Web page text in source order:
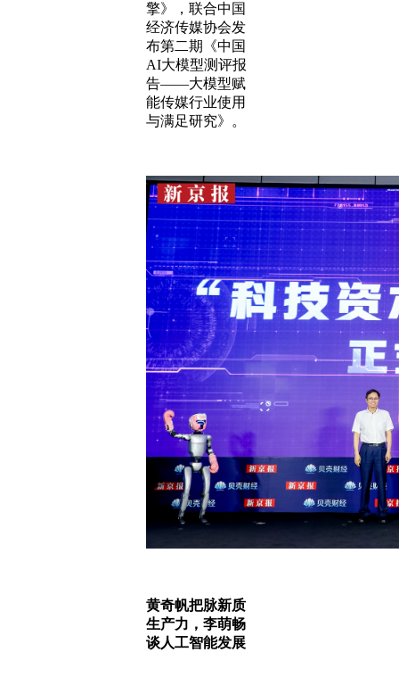
擎》，联合中国
经济传媒协会发
布第二期《中国
AI大模型测评报
告——大模型赋
能传媒行业使用
与满足研究》。
黄奇帆把脉新质
生产力，李萌畅
谈人工智能发展